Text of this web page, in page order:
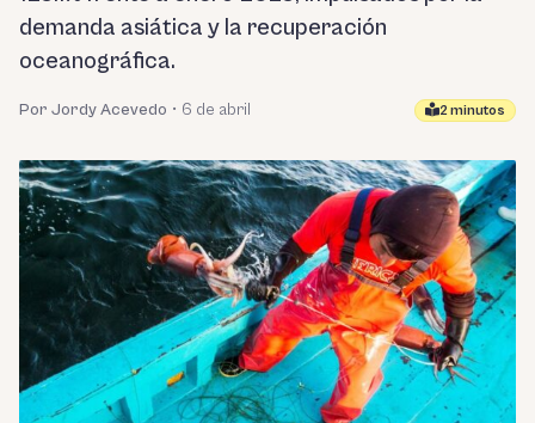
demanda asiática y la recuperación
oceanográfica.
Por Jordy Acevedo • 6 de abril 2 minutos